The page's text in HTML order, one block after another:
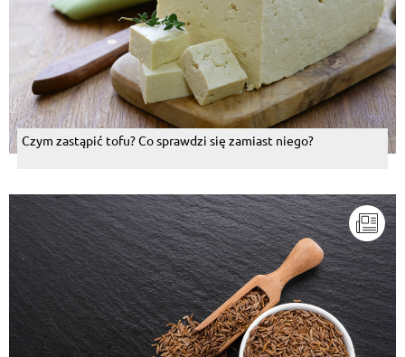
Czym zastąpić tofu? Co sprawdzi się zamiast niego?